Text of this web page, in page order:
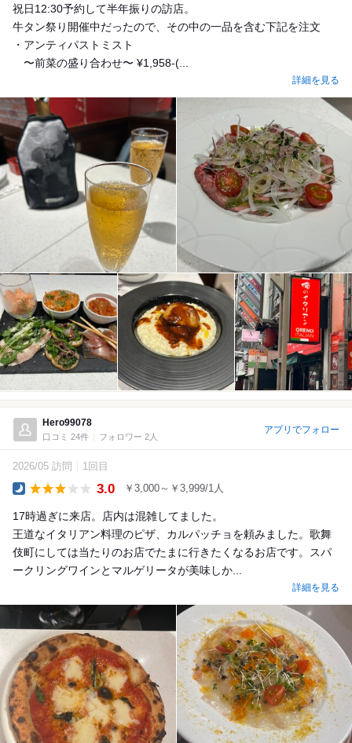
祝日12:30予約して半年振りの訪店。
牛タン祭り開催中だったので、その中の一品を含む下記を注文
・アンティパストミスト
〜前菜の盛り合わせ〜 ¥1,958-(...
詳細を見る
Hero99078
口コミ 24件 フォロワー 2人
アプリでフォロー
2026/05 訪問 1回目
3.0 ￥3,000～￥3,999/1人
17時過ぎに来店。店内は混雑してました。
王道なイタリアン料理のピザ、カルパッチョを頼みました。歌舞
伎町にしては当たりのお店でたまに行きたくなるお店です。スパ
ークリングワインとマルゲリータが美味しか...
詳細を見る